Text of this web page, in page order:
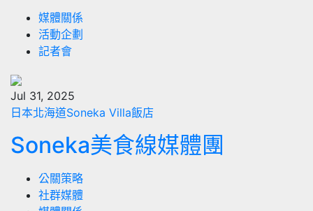
媒體關係
活動企劃
記者會
Jul 31, 2025
日本北海道Soneka Villa飯店
Soneka美食線媒體團
公關策略
社群媒體